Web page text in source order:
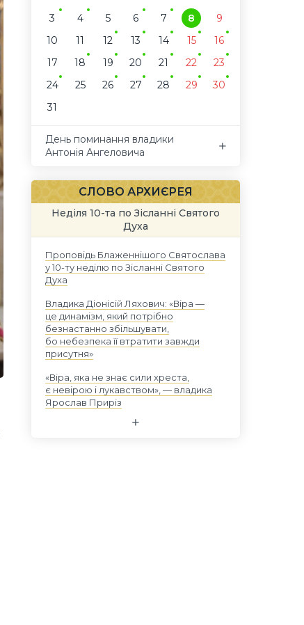
3
4 5 6 7 8
9
10
11 12 13 14 15
16
17
18 19 20 21 22
23
24
25 26 27 28 29
30
31
День поминання владики
Антонія Ангеловича
СЛОВО АРХИЄРЕЯ
Неділя 10-та по Зісланні Святого
Духа
Проповідь Блаженнішого Святослава
у 10-ту неділю по Зісланні Святого
Духа
Владика Діонісій Ляхович: «Віра —
це динамізм, який потрібно
безнастанно збільшувати,
бо небезпека її втратити завжди
присутня»
«Віра, яка не знає сили хреста,
є невірою і лукавством», — владика
Ярослав Приріз